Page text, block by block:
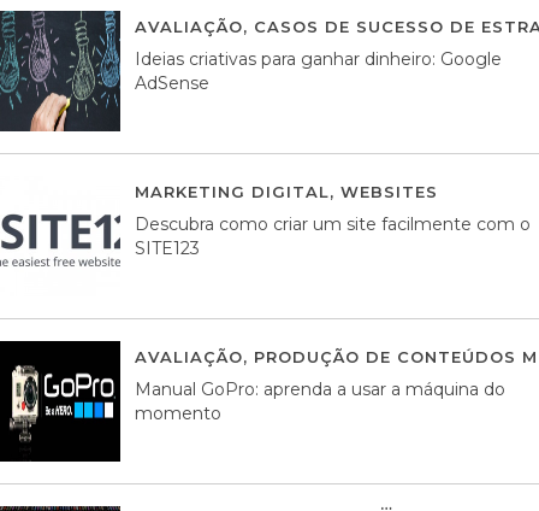
AVALIAÇÃO, CASOS DE SUCESSO DE
Ideias criativas para ganhar dinheiro: Google
AdSense
MARKETING DIGITAL, WEBSITES
Descubra como criar um site facilmente com o
SITE123
AVALIAÇÃO, PRODUÇÃO DE CONTEÚDOS
Manual GoPro: aprenda a usar a máquina do
momento